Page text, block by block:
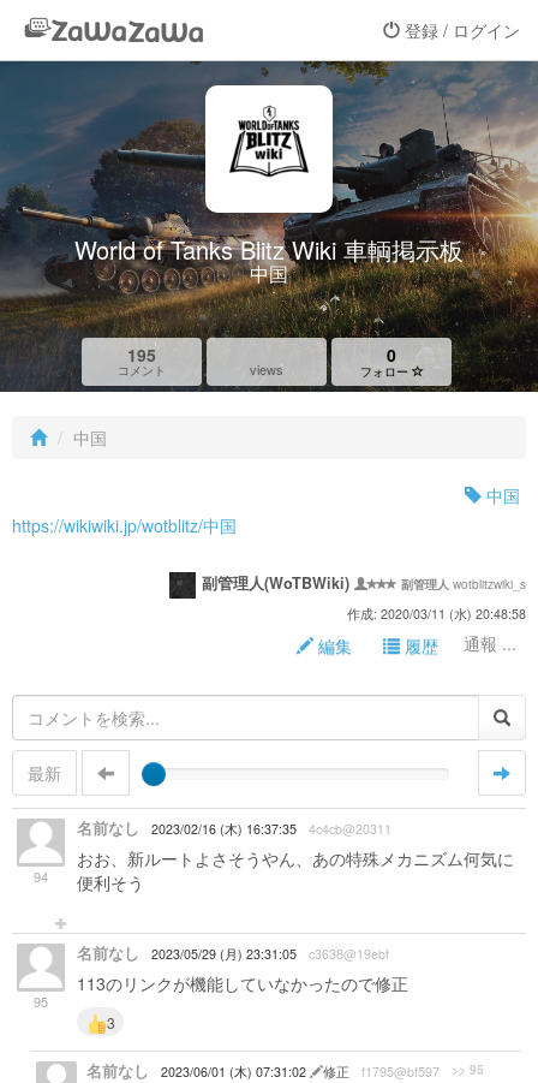
登録 / ログイン
World of Tanks Blitz Wiki 車輌掲示板
中国
195
コメント views
0
フォロー
中国
中国
https://wikiwiki.jp/wotblitz/中国
副管理人(WoTBWiki) 副管理人 wotblitzwiki_s
作成: 2020/03/11 (水) 20:48:58
編集 履歴 通報 ...
最新
94
名前なし 2023/02/16 (木) 16:37:35 4c4cb@20311
おお、新ルートよさそうやん、あの特殊メカニズム何気に
便利そう
95
名前なし 2023/05/29 (月) 23:31:05 c3638@19ebf
113のリンクが機能していなかったので修正
3
名前なし 2023/06/01 (木) 07:31:02 修正 f1795@bf597 >> 95